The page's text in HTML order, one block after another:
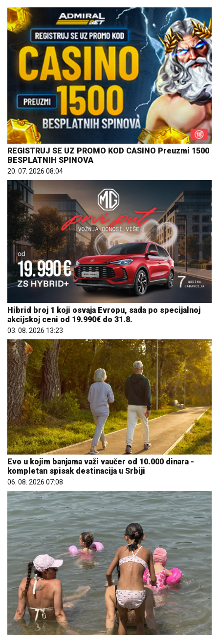
REGISTRUJ SE UZ PROMO KOD CASINO Preuzmi 1500
BESPLATNIH SPINOVA
20. 07. 2026 08:04
Hibrid broj 1 koji osvaja Evropu, sada po specijalnoj
akcijskoj ceni od 19.990€ do 31.8.
03. 08. 2026 13:23
Evo u kojim banjama važi vaučer od 10.000 dinara -
kompletan spisak destinacija u Srbiji
06. 08. 2026 07:08